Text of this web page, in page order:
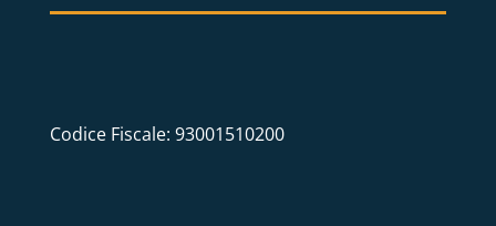
Codice Fiscale: 93001510200